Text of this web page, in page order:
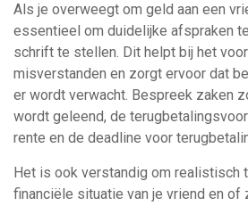
Als je overweegt om geld aan een
essentieel om duidelijke afspraken
schrift te stellen. Dit helpt bij het
misverstanden en zorgt ervoor dat
er wordt verwacht. Bespreek zaken
wordt geleend, de
rente en de deadline voor
Het is ook verstandig om realistisch
financiële situatie van je vriend en of